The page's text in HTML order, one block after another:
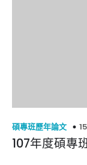
碩專班歷年論文
107年度碩專